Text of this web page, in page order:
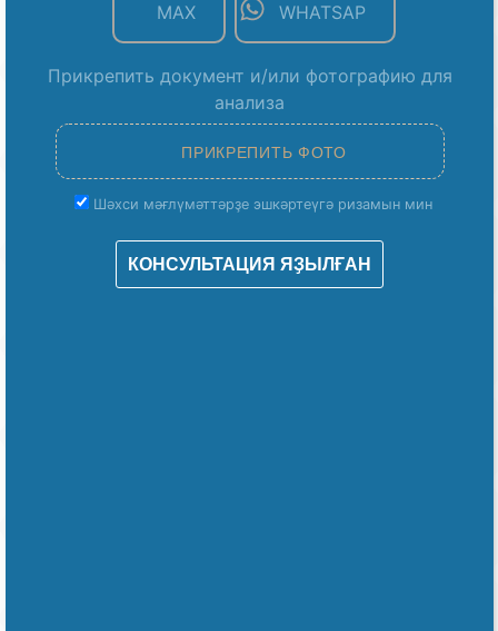
MAX WHATSAP
Прикрепить документ и/или фотографию для
анализа
Шәхси мәғлүмәттәрҙе эшкәртеүгә ризамын мин